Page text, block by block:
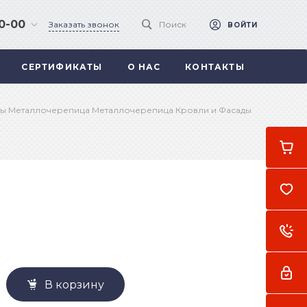
00 Заказать звонок Поиск ВОЙТИ
СЕРТИФИКАТЫ О НАС КОНТАКТЫ
Металлочерепица Металлочерепица Кровли и Фасады
В корзину